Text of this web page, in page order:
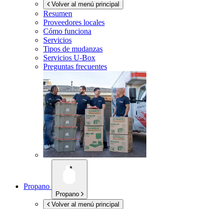
Volver al menú principal
Resumen
Proveedores locales
Cómo funciona
Servicios
Tipos de mudanzas
Servicios U-Box
Preguntas frecuentes
Propano
Propano
Volver al menú principal